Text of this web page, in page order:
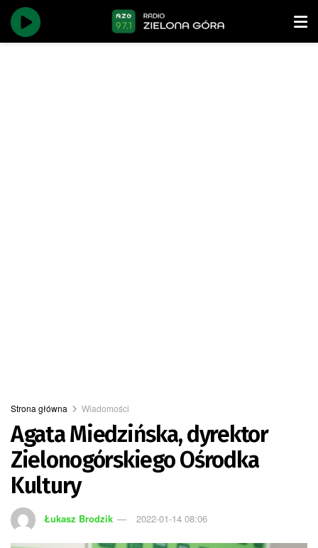
Strona główna Wiadomości
Agata Miedzińska, dyrektor
Zielonogórskiego Ośrodka
Kultury
Łukasz Brodzik 2022-01-14 08:06